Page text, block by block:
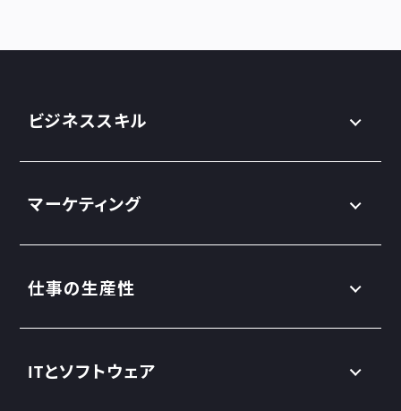
ビジネススキル
マーケティング
仕事の生産性
ITとソフトウェア